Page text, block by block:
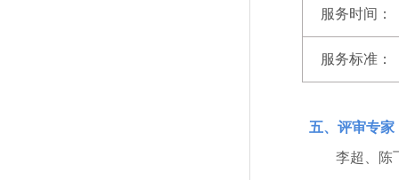
服务时间：
服务标准：
五、评审专
李超、陈